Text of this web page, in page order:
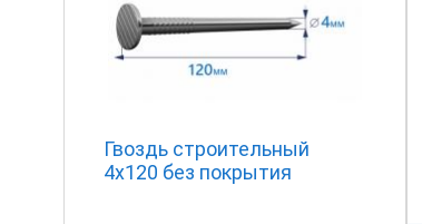
Гвоздь строительный
4х120 без покрытия